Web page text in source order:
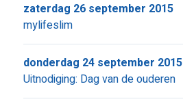
mylifeslim
zaterdag 26 september 2015
Uitnodiging: Dag van de ouderen
donderdag 24 september 2015